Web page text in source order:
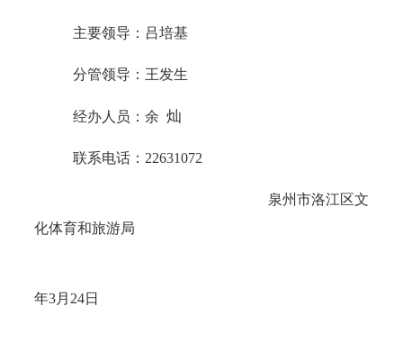
主要领导： 吕培基
分管领导： 王发生
经办人员： 余 灿
联系电话： 22631072
泉州市洛江区文
化体育和旅游局
年3月 24日